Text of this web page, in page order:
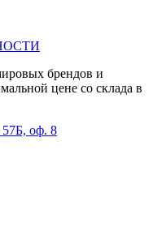
брендов и
цене со склада в
57Б, оф. 8